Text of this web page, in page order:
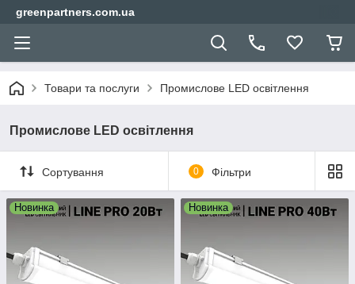
greenpartners.com.ua
Товари та послуги Промислове LED освітлення
Промислове LED освітлення
Сортування 0 Фільтри
Новинка Новинка